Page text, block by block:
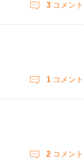
3 コメント
1 コメント
2 コメント